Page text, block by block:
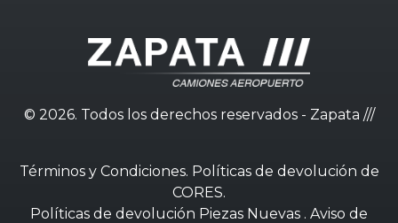
© 2026. Todos los derechos reservados - Zapata ///
Términos y Condiciones. Políticas de devolución de
CORES.
Políticas de devolución Piezas Nuevas . Aviso de